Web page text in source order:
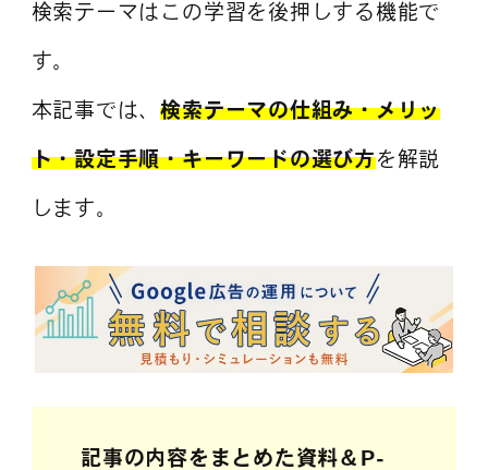
検索テーマはこの学習を後押しする機能で
す。
本記事では、検索テーマの仕組み・メリッ
ト・設定手順・キーワードの選び方を解説
します。
記事の内容をまとめた資料＆P-